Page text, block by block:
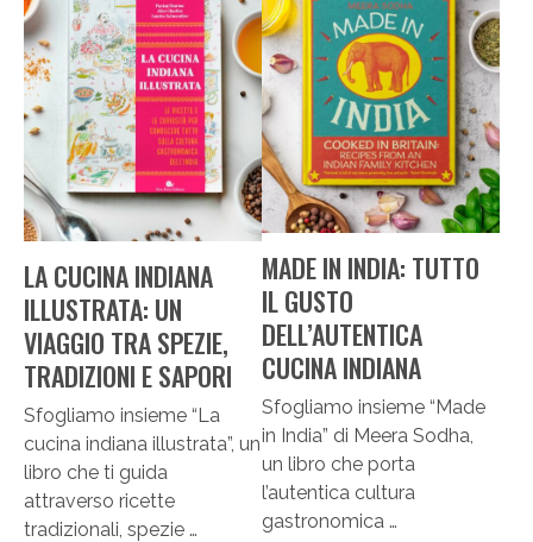
LA CUCINA INDIANA
ILLUSTRATA: UN
VIAGGIO TRA SPEZIE,
TRADIZIONI E SAPORI
Sfogliamo insieme “La
cucina indiana illustrata”, un
libro che ti guida
attraverso ricette
tradizionali, spezie …
MADE IN INDIA: TUTTO
IL GUSTO
DELL’AUTENTICA
CUCINA INDIANA
Sfogliamo insieme “Made
in India” di Meera Sodha,
un libro che porta
l’autentica cultura
gastronomica …